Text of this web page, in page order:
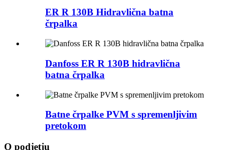
ER R 130B Hidravlična batna
črpalka
Danfoss ER R 130B hidravlična
batna črpalka
Batne črpalke PVM s spremenljivim
pretokom
O podjetju